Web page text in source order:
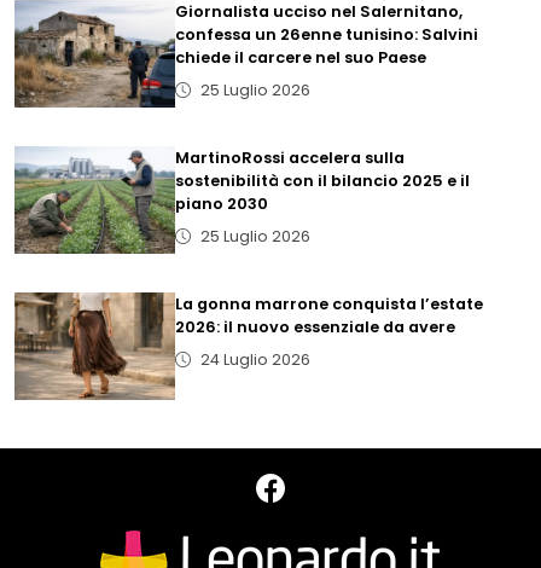
Giornalista ucciso nel Salernitano,
confessa un 26enne tunisino: Salvini
chiede il carcere nel suo Paese
25 Luglio 2026
MartinoRossi accelera sulla
sostenibilità con il bilancio 2025 e il
piano 2030
25 Luglio 2026
La gonna marrone conquista l’estate
2026: il nuovo essenziale da avere
24 Luglio 2026